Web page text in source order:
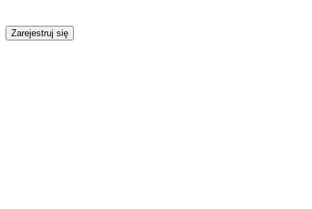
Zarejestruj się